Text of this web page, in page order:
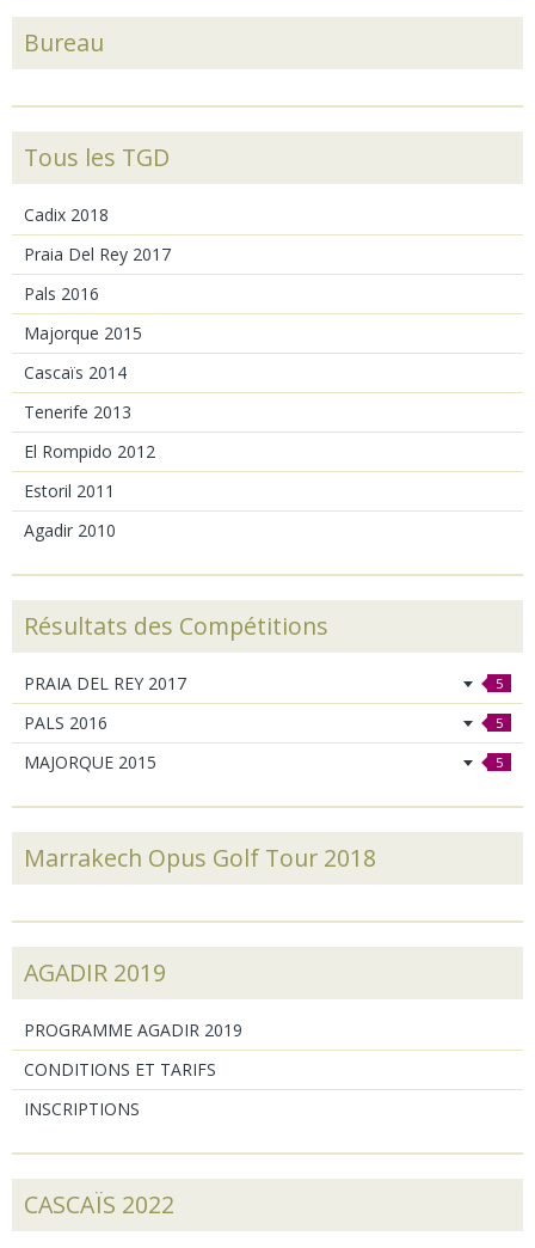
Bureau
Tous les TGD
Cadix 2018
Praia Del Rey 2017
Pals 2016
Majorque 2015
Cascaïs 2014
Tenerife 2013
El Rompido 2012
Estoril 2011
Agadir 2010
Résultats des Compétitions
PRAIA DEL REY 2017 5
PALS 2016 5
MAJORQUE 2015 5
Marrakech Opus Golf Tour 2018
AGADIR 2019
PROGRAMME AGADIR 2019
CONDITIONS ET TARIFS
INSCRIPTIONS
CASCAÏS 2022